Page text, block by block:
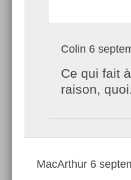
Colin 6
Ce qui fait
raison, quoi.
MacArthur 6